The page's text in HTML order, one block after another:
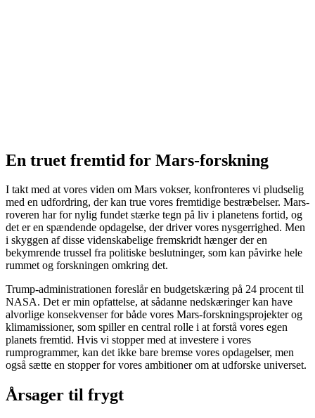
En truet fremtid for Mars-forskning
I takt med at vores viden om Mars vokser, konfronteres vi pludselig
med en udfordring, der kan true vores fremtidige bestræbelser. Mars-
roveren har for nylig fundet stærke tegn på liv i planetens fortid, og
det er en spændende opdagelse, der driver vores nysgerrighed. Men
i skyggen af disse videnskabelige fremskridt hænger der en
bekymrende trussel fra politiske beslutninger, som kan påvirke hele
rummet og forskningen omkring det.
Trump-administrationen foreslår en budgetskæring på 24 procent til
NASA. Det er min opfattelse, at sådanne nedskæringer kan have
alvorlige konsekvenser for både vores Mars-forskningsprojekter og
klimamissioner, som spiller en central rolle i at forstå vores egen
planets fremtid. Hvis vi stopper med at investere i vores
rumprogrammer, kan det ikke bare bremse vores opdagelser, men
også sætte en stopper for vores ambitioner om at udforske universet.
Årsager til frygt